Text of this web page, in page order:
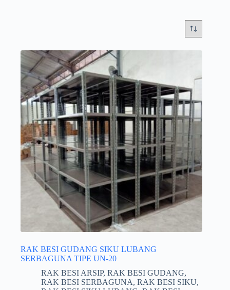
RAK BESI GUDANG SIKU LUBANG
SERBAGUNA TIPE UN-20
RAK BESI ARSIP, RAK BESI GUDANG,
RAK BESI SERBAGUNA, RAK BESI SIKU,